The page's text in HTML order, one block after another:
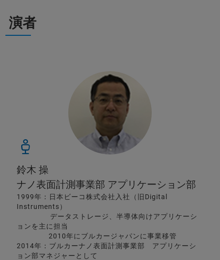
演者
鈴木 操
ナノ表面計測事業部 アプリケーション部
1999年：日本ビーコ株式会社入社（旧Digital
Instruments）
データストレージ、半導体向けアプリケーシ
ョンを主に担当
2010年にブルカージャパンに事業移管
2014年：ブルカーナノ表面計測事業部 アプリケーシ
ョン部マネジャーとして